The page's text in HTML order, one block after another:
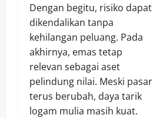
Dengan begitu, risiko dapat
dikendalikan tanpa
kehilangan peluang. Pada
akhirnya, emas tetap
relevan sebagai aset
pelindung nilai. Meski pasar
terus berubah, daya tarik
logam mulia masih kuat.